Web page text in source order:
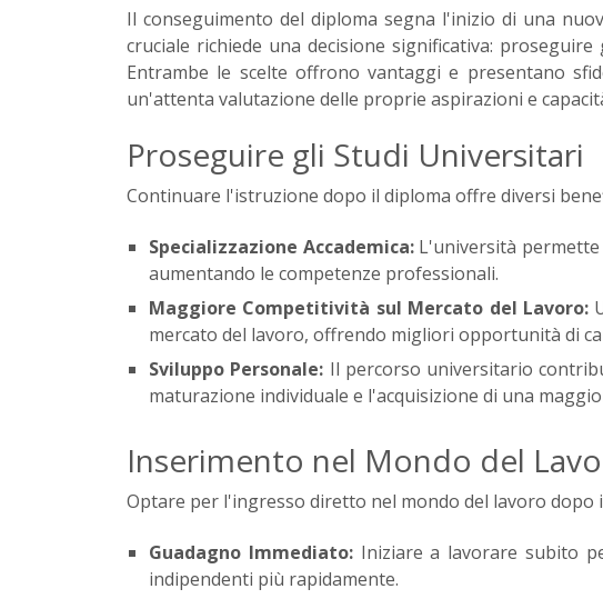
Il conseguimento del diploma segna l'inizio di una
cruciale richiede una decisione significativa:
Entrambe le scelte offrono vantaggi e presentano
un'attenta valutazione delle proprie aspirazioni e
Proseguire gli Studi Universitari
Continuare l'istruzione dopo il diploma offre diversi
Specializzazione Accademica:L'università permette
aumentando le competenze professionali.
Maggiore Competitività sul Mercato del Lavoro:
mercato del lavoro, offrendo migliori opportunità di
Sviluppo Personale: Il percorso universitario
maturazione individuale e l'acquisizione di una
Inserimento nel Mondo del
Optare per l'ingresso diretto nel mondo del lavoro dopo
Guadagno Immediato:Iniziare a lavorare subito
indipendenti più rapidamente.